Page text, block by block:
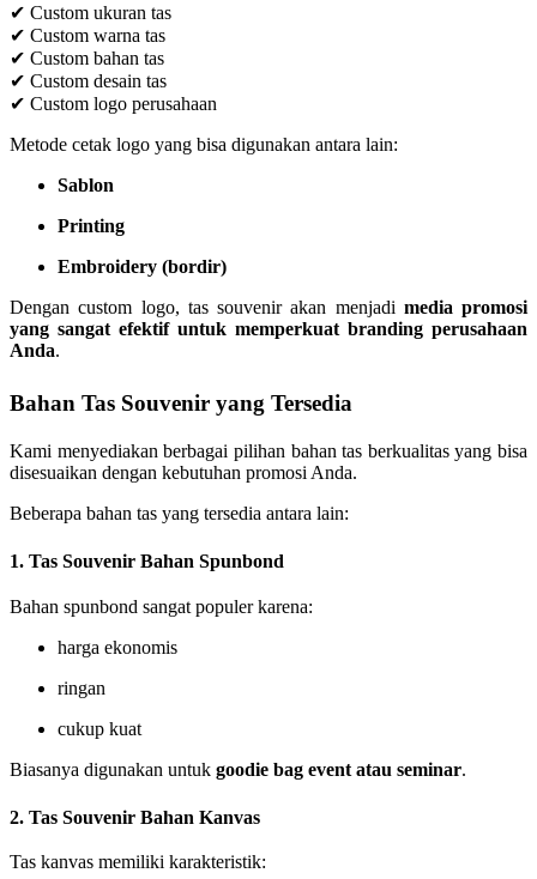
✔ Custom ukuran tas
✔ Custom warna tas
✔ Custom bahan tas
✔ Custom desain tas
✔ Custom logo perusahaan
Metode cetak logo yang bisa digunakan antara lain:
Sablon
Printing
Embroidery (bordir)
Dengan custom logo, tas souvenir akan menjadi media promosi
yang sangat efektif untuk memperkuat branding perusahaan
Anda.
Bahan Tas Souvenir yang Tersedia
Kami menyediakan berbagai pilihan bahan tas berkualitas yang bisa
disesuaikan dengan kebutuhan promosi Anda.
Beberapa bahan tas yang tersedia antara lain:
1. Tas Souvenir Bahan Spunbond
Bahan spunbond sangat populer karena:
harga ekonomis
ringan
cukup kuat
Biasanya digunakan untuk goodie bag event atau seminar.
2. Tas Souvenir Bahan Kanvas
Tas kanvas memiliki karakteristik: